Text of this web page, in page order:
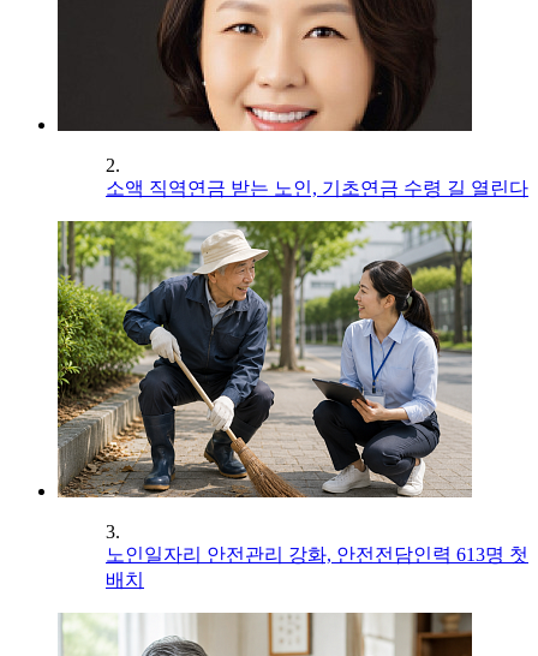
2.
소액 직역연금 받는 노인, 기초연금 수령 길 열린다
3.
노인일자리 안전관리 강화, 안전전담인력 613명 첫
배치